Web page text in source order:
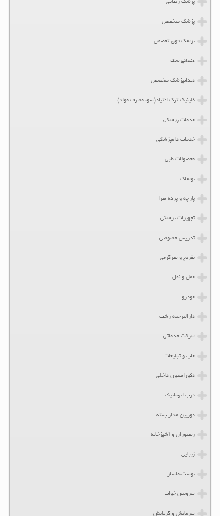
پزشک زیبایی
پزشک متخصص
پزشک فوق تخصص
دندانپزشک
دندانپزشک متخصص
کلینیک ترک اعتیاد(سوء مصرف مواد)
خدمات پزشکی
خدمات دامپزشکی
محصولات طبی
پوشاک
پارچه و پرده سرا
تجهیزات پزشکی
تدریس خصوصی
تفریح و سرگرمی
حمل و نقل
خودرو
دارالترجمه رشت
شرکت خدماتی
چاپ و تبلیغات
دکوراسیون داخلی
درب اتوماتیک
دوربین مدار بسته
رستوران و آشپزخانه
زیبایی
پوست،ماساژ
سرویس خواب
سرمایش و گرمایش